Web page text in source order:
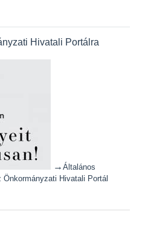
Hivatali Portálra
→ Általános
Hivatali Portál